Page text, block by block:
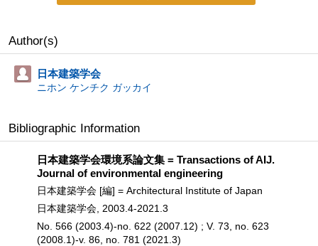
Author(s)
日本建築学会
ニホン ケンチク ガッカイ
Bibliographic Information
日本建築学会環境系論文集 = Transactions of AIJ.
Journal of environmental engineering
日本建築学会 [編] = Architectural Institute of Japan
日本建築学会, 2003.4-2021.3
No. 566 (2003.4)-no. 622 (2007.12) ; V. 73, no. 623
(2008.1)-v. 86, no. 781 (2021.3)